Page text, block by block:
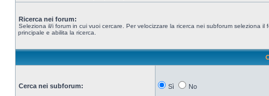
Ricerca nei forum:
Seleziona il/i forum in cui vuoi cercare. Per velocizzare la ricerca nei subforum seleziona il
principale e abilita la ricerca.
Cerca nei subforum: Sì No